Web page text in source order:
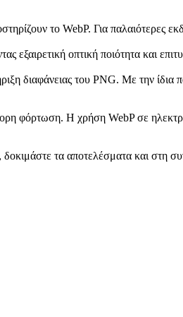
το WebP. Για παλαιότερες
εξαιρετική οπτική ποιότητα και
διαφάνειας του PNG. Με την ίδια
φόρτωση. Η χρήση WebP σε
δοκιμάστε τα αποτελέσματα και